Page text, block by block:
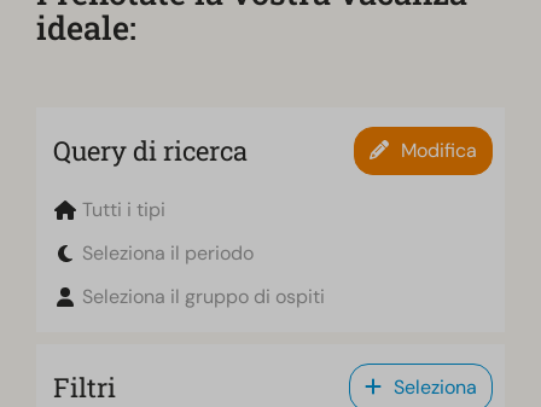
ideale:
Query di ricerca Modifica
Tutti i tipi
Seleziona il periodo
Seleziona il gruppo di ospiti
Filtri Seleziona